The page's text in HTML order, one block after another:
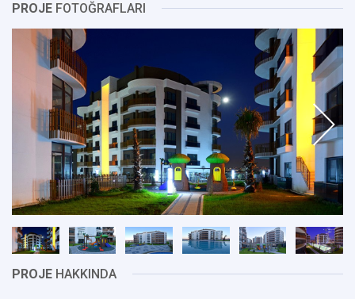
PROJE FOTOĞRAFLARI
PROJE HAKKINDA